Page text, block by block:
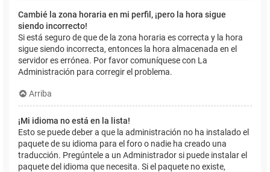
Cambié la zona horaria en mi perfil, ¡pero la hora sigue
siendo incorrecto!
Si está seguro de que de la zona horaria es correcta y la hora
sigue siendo incorrecta, entonces la hora almacenada en el
servidor es errónea. Por favor comuníquese con La
Administración para corregir el problema.
Arriba
¡Mi idioma no está en la lista!
Esto se puede deber a que la administración no ha instalado el
paquete de su idioma para el foro o nadie ha creado una
traducción. Pregúntele a un Administrador si puede instalar el
paquete del idioma que necesita. Si el paquete no existe,